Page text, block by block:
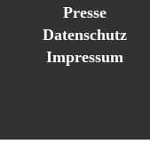
Presse
Datenschutz
Impressum